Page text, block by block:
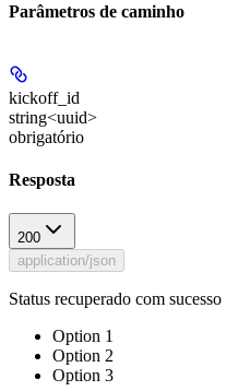
Parâmetros de caminho
kickoff_id
string<uuid>
obrigatório
Resposta
200
application/json
Status recuperado com sucesso
Option 1
Option 2
Option 3